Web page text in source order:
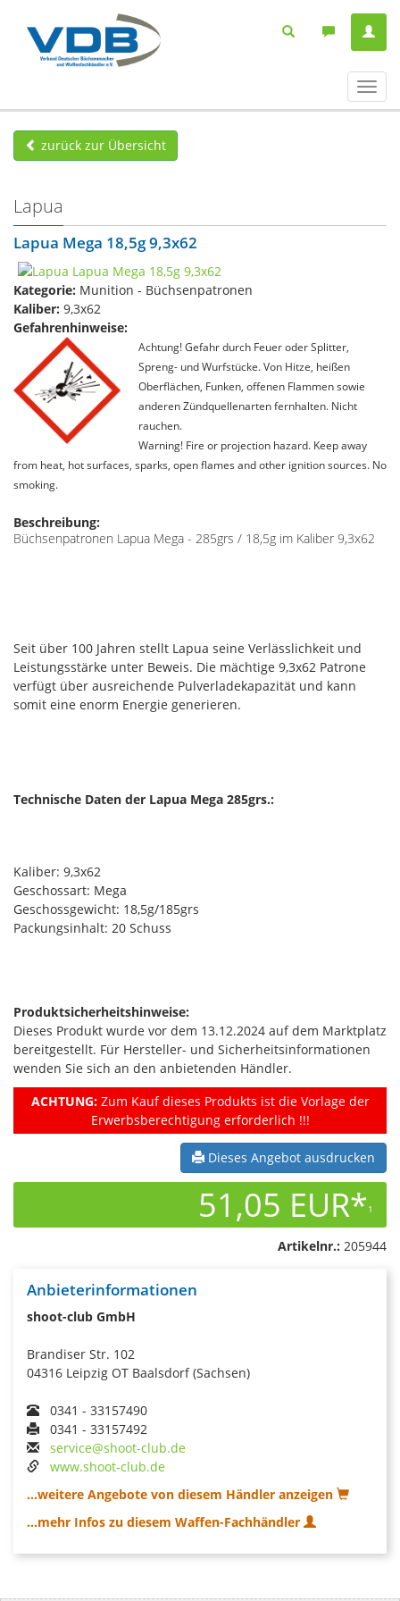
ein-/
zurück zur Übersicht
Lapua
Lapua Mega 18,5g 9,3x62
Kategorie: Munition - Büchsenpatronen
Kaliber: 9,3x62
Gefahrenhinweise:
Achtung! Gefahr durch Feuer oder Splitter,
Spreng- und Wurfstücke. Von Hitze, heißen
Oberflächen, Funken, offenen Flammen sowie
anderen Zündquellenarten fernhalten. Nicht
rauchen.
Warning! Fire or projection hazard. Keep away
from heat, hot surfaces, sparks, open flames and other ignition sources. No
smoking.
Beschreibung:
Büchsenpatronen Lapua Mega - 285grs / 18,5g im Kaliber 9,3x62
Seit über 100 Jahren stellt Lapua seine Verlässlichkeit und
Leistungsstärke unter Beweis. Die mächtige 9,3x62 Patrone
verfügt über ausreichende Pulverladekapazität und kann
somit eine enorm Energie generieren.
Technische Daten der Lapua Mega 285grs.:
Kaliber: 9,3x62
Geschossart: Mega
Geschossgewicht: 18,5g/185grs
Packungsinhalt: 20 Schuss
Produktsicherheitshinweise:
Dieses Produkt wurde vor dem 13.12.2024 auf dem Marktplatz
bereitgestellt. Für Hersteller- und Sicherheitsinformationen
wenden Sie sich an den anbietenden Händler.
ACHTUNG:Zum Kauf dieses Produkts ist die Vorlage der
Erwerbsberechtigung erforderlich !!!
Dieses Angebot ausdrucken
51,05 EUR*1
Artikelnr.: 205944
Anbieterinformationen
shoot-club GmbH
Brandiser Str. 102
04316 Leipzig OT Baalsdorf (Sachsen)
0341 - 33157490
0341 - 33157492
service@shoot-club.de
www.shoot-club.de
...weitere Angebote von diesem Händler anzeigen
...mehr Infos zu diesem Waffen-Fachhändler